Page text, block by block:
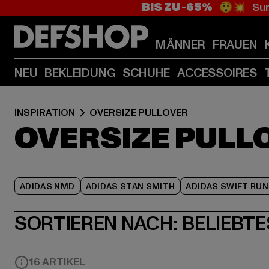
BIS ZU -65% 😲💥
MÄNNER FRAUEN
NEU BEKLEIDUNG SCHUHE ACCESSOIRES
INSPIRATION OVERSIZE PULLOVER
OVERSIZE
ADIDAS NMD ADIDAS STAN SMITH ADIDAS SWIFT RUN
SORTIEREN NACH:
16 ARTIKEL